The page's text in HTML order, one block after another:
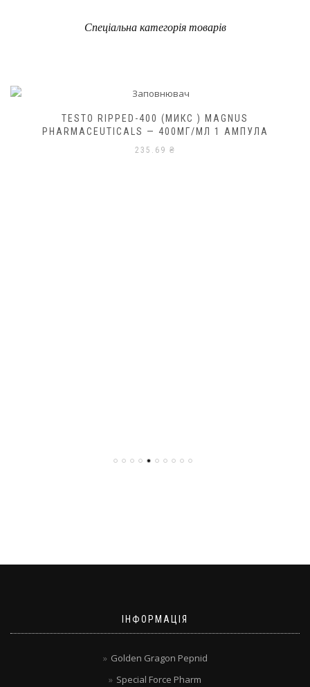
Спеціальна категорія товарів
TESTO RIPPED-400 (МИКС ) MAGNUS
PHARMACEUTICALS — 400МГ/МЛ 1 АМПУЛА
235.69 ₴
ІНФОРМАЦІЯ
Golden Gragon Pepnid
Special Force Pharm